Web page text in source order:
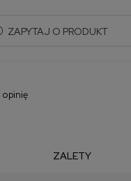
ZAPYTAJ O PRODUKT
opinię
ZALETY